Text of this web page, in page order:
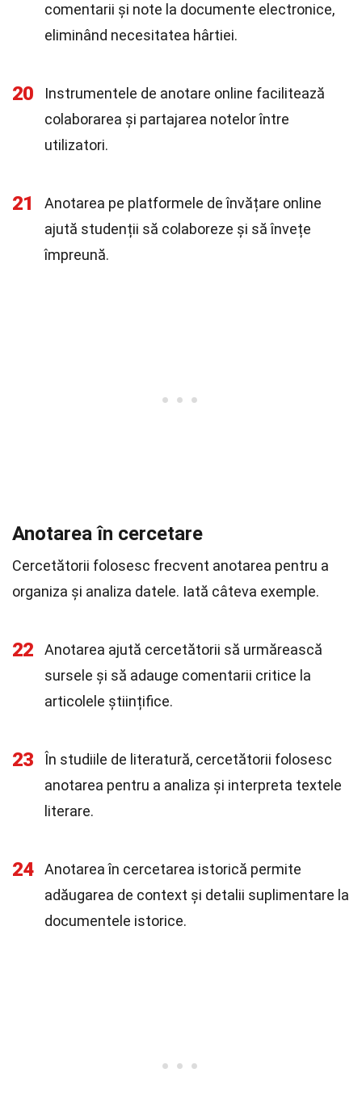
comentarii și note la documente electronice,
eliminând necesitatea hârtiei.
20
Instrumentele de anotare online facilitează
colaborarea și partajarea notelor între
utilizatori.
21
Anotarea pe platformele de învățare online
ajută studenții să colaboreze și să învețe
împreună.
Anotarea în cercetare
Cercetătorii folosesc frecvent anotarea pentru a
organiza și analiza datele. Iată câteva exemple.
22
Anotarea ajută cercetătorii să urmărească
sursele și să adauge comentarii critice la
articolele științifice.
23
În studiile de literatură, cercetătorii folosesc
anotarea pentru a analiza și interpreta textele
literare.
24
Anotarea în cercetarea istorică permite
adăugarea de context și detalii suplimentare la
documentele istorice.